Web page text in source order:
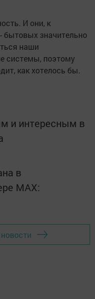
И они, к
бытовых значительно
наши
системы, поэтому
как хотелось бы.
и интересным в
в
MАХ: